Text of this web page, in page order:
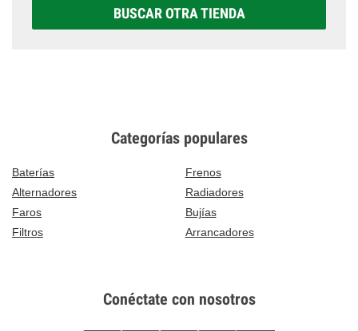
BUSCAR OTRA TIENDA
Categorías populares
Baterías
Frenos
Alternadores
Radiadores
Faros
Bujías
Filtros
Arrancadores
Conéctate con nosotros